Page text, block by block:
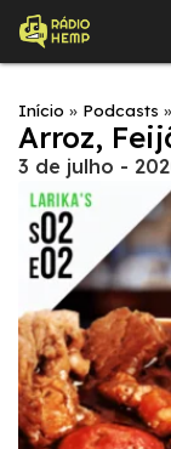
Início » Podcasts »
Arroz,
3 de julho -